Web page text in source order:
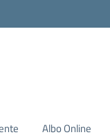
Albo Online